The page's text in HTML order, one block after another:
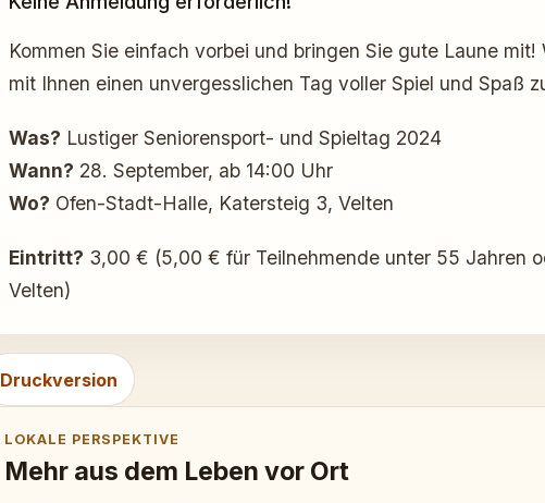
Kommen Sie einfach vorbei und bringen Sie gute Laune mit!
mit Ihnen einen unvergesslichen Tag voller Spiel und Spaß
Was? Lustiger Seniorensport- und Spieltag 2024
Wann? 28. September, ab 14:00 Uhr
Wo? Ofen-Stadt-Halle, Katersteig 3, Velten
Eintritt? 3,00 € (5,00 € für Teilnehmende unter 55 Jahren
Velten)
Druckversion
LOKALE PERSPEKTIVE
Mehr aus dem Leben vor Ort